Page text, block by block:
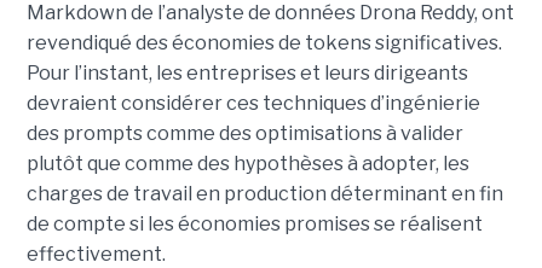
Markdown de l’analyste de données Drona Reddy, ont
revendiqué des économies de tokens significatives.
Pour l’instant, les entreprises et leurs dirigeants
devraient considérer ces techniques d’ingénierie
des prompts comme des optimisations à valider
plutôt que comme des hypothèses à adopter, les
charges de travail en production déterminant en fin
de compte si les économies promises se réalisent
effectivement.